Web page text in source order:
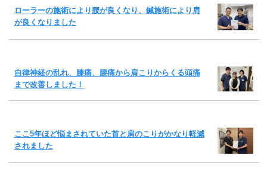
ローラーの施術により腰が良くなり、鍼施術により肩
が良くなりました
自律神経の乱れ、膝痛、腰痛から肩こりからくる頭痛
まで改善しました！
ここ5年ほど悩まされていた首と肩のこりがかなり軽減
されました